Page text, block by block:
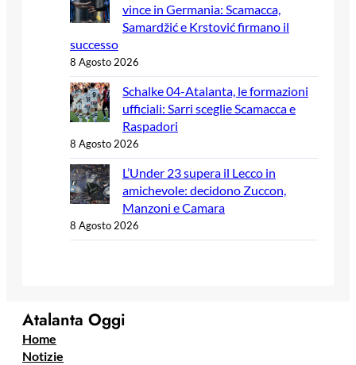
vince in Germania: Scamacca,
Samardžić e Krstović firmano il
successo
8 Agosto 2026
Schalke 04-Atalanta, le formazioni
ufficiali: Sarri sceglie Scamacca e
Raspadori
8 Agosto 2026
L’Under 23 supera il Lecco in
amichevole: decidono Zuccon,
Manzoni e Camara
8 Agosto 2026
Atalanta Oggi
Home
Notizie